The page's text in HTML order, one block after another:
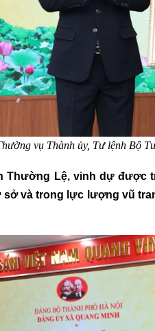
vụ Thành ủy, Tư lệnh Bộ
Lệ, vinh dự được
và trong lực lượng vũ